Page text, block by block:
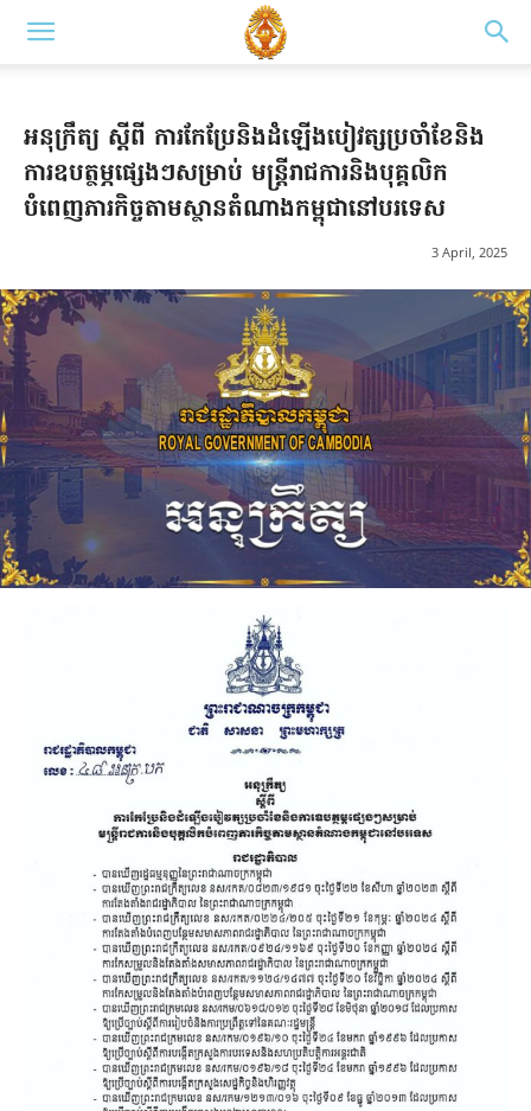
អនុក្រឹត្យ ស្តីពី ការកែប្រែនិងដំឡើងបៀវត្សប្រចាំខែនិង
ការឧបត្ថម្ភផ្សេងៗសម្រាប់ មន្ត្រីរាជការនិងបុគ្គលិក
បំពេញភារកិច្ចតាមស្ថានតំណាងកម្ពុជានៅបរទេស
3 April, 2025